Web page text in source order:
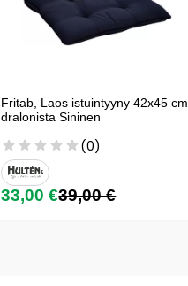
Fritab, Laos istuintyyny 42x45 cm
dralonista Sininen
(0)
33,00 €39,00 €